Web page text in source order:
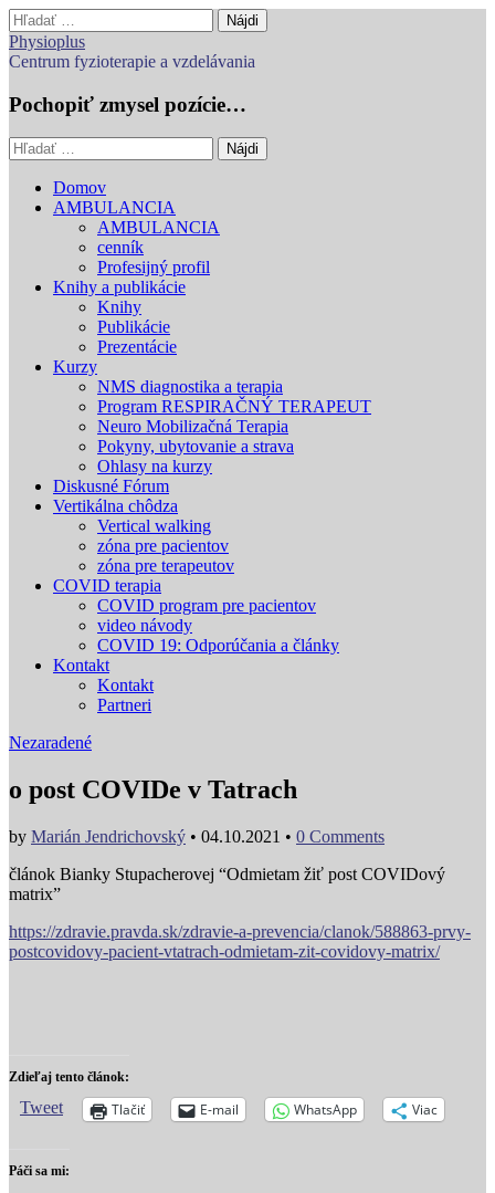
Hľadať:
Physioplus
Centrum fyzioterapie a vzdelávania
Pochopiť zmysel pozície…
Hľadať:
Main
menu
Skip
Domov
AMBULANCIA
AMBULANCIA
cenník
Profesijný profil
Knihy a publikácie
Knihy
Publikácie
Prezentácie
Kurzy
NMS diagnostika a terapia
Program RESPIRAČNÝ TERAPEUT
Neuro Mobilizačná Terapia
Pokyny, ubytovanie a strava
Ohlasy na kurzy
Diskusné Fórum
Vertikálna chôdza
Vertical walking
zóna pre pacientov
zóna pre terapeutov
COVID terapia
COVID program pre pacientov
video návody
COVID 19: Odporúčania a články
Kontakt
Kontakt
Partneri
Nezaradené
o post COVIDe v Tatrach
by Marián Jendrichovský • 04.10.2021 • 0 Comments
článok Bianky Stupacherovej “Odmietam žiť post COVIDový
matrix”
https://zdravie.pravda.sk/zdravie-a-prevencia/clanok/588863-prvy-
postcovidovy-pacient-vtatrach-odmietam-zit-covidovy-matrix/
Zdieľaj tento článok:
Tweet Tlačiť E-mail WhatsApp Viac
Páči sa mi: